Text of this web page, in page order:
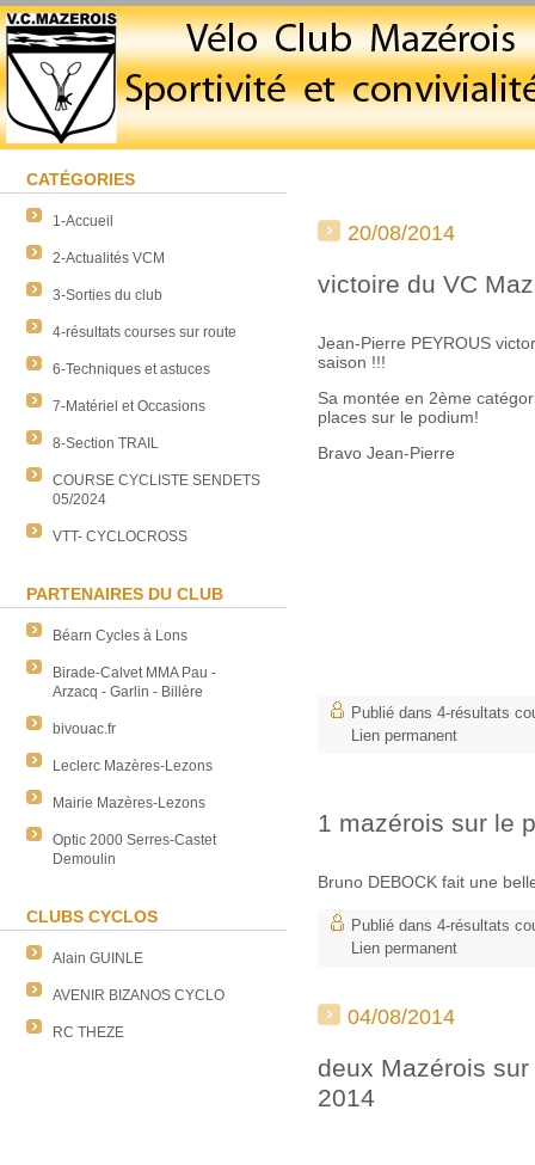
CATÉGORIES
1-Accueil
2-Actualités VCM
3-Sorties du club
4-résultats courses sur route
6-Techniques et astuces
7-Matériel et Occasions
8-Section TRAIL
COURSE CYCLISTE SENDETS
05/2024
VTT- CYCLOCROSS
PARTENAIRES DU CLUB
Béarn Cycles à Lons
Birade-Calvet MMA Pau -
Arzacq - Garlin - Billère
bivouac.fr
Leclerc Mazères-Lezons
Mairie Mazères-Lezons
Optic 2000 Serres-Castet
Demoulin
CLUBS CYCLOS
Alain GUINLE
AVENIR BIZANOS CYCLO
RC THEZE
20/08/2014
victoire du VC
Jean-Pierre PEYROUS
saison !!!
Sa montée en 2ème
places sur le podium!
Bravo Jean-Pierre
Publié dans 4-résultats
Lien permanent
1 mazérois sur le
Bruno DEBOCK fait une
Publié dans 4-résultats
Lien permanent
04/08/2014
deux Mazérois
2014